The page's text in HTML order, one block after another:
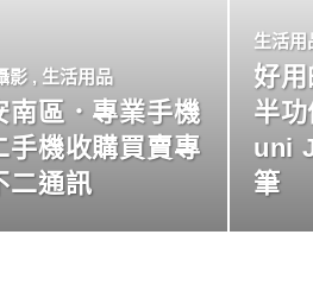
影 , 生活用品
南區．專業手機
手機收購買賣專
二通訊
生活用
好
半
uni
筆